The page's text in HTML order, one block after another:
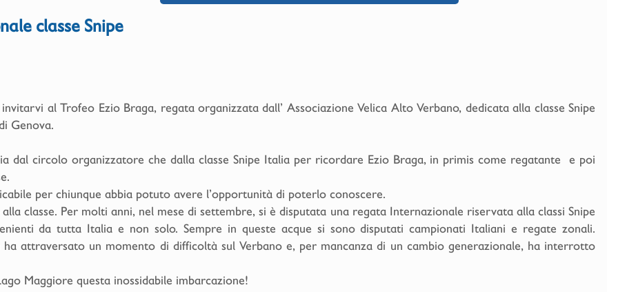
classe Snipe
al Trofeo Ezio Braga, regata organizzata dall’ Associazione Velica Alto Verbano, dedicata alla classe Snipe
Genova.
dal circolo organizzatore che dalla classe Snipe Italia per ricordare Ezio Braga, in primis come regatante e poi
per chiunque abbia potuto avere l’opportunità di poterlo conoscere.
classe. Per molti anni, nel mese di settembre, si è disputata una regata Internazionale riservata alla classi Snipe
da tutta Italia e non solo. Sempre in queste acque si sono disputati campionati Italiani e regate zonali.
attraversato un momento di difficoltà sul Verbano e, per mancanza di un cambio generazionale, ha interrotto
Maggiore questa inossidabile imbarcazione!